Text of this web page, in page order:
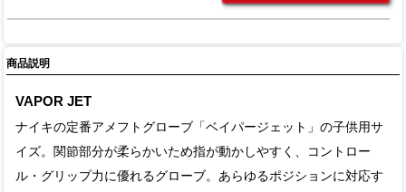
商品説明
VAPOR JET
ナイキの定番アメフトグローブ「ベイパージェット」の子供用サ
イズ。関節部分が柔らかいため指が動かしやすく、コントロー
ル・グリップ力に優れるグローブ。あらゆるポジションに対応す